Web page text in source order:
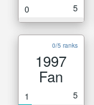
0 5
0/5 ranks
1997
Fan
1 5